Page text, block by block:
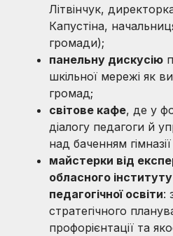
Літвінчук,
Капустіна,
громади);
панельну дискусію
шкільної мережі як
громад;
світове кафе, де у
діалогу педагоги й
над баченням
майстерки від
обласного
педагогічної освіти:
стратегічного
профорієнтації та